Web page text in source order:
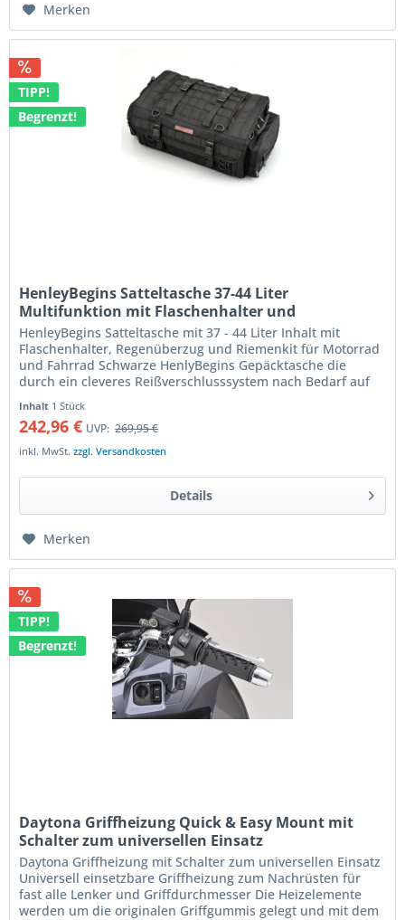
Merken
TIPP!
Begrenzt!
HenleyBegins Satteltasche 37-44 Liter
Multifunktion mit Flaschenhalter und
Regenüberzug
HenleyBegins Satteltasche mit 37 - 44 Liter Inhalt mit
Flaschenhalter, Regenüberzug und Riemenkit für Motorrad
und Fahrrad Schwarze HenlyBegins Gepäcktasche die
durch ein cleveres Reißverschlusssystem nach Bedarf auf
Inhalt 1 Stück
242,96 € UVP: 269,95 €
inkl. MwSt.zzgl. Versandkosten
Details
Merken
TIPP!
Begrenzt!
Daytona Griffheizung Quick & Easy Mount mit
Schalter zum universellen Einsatz
Daytona Griffheizung mit Schalter zum universellen Einsatz
Universell einsetzbare Griffheizung zum Nachrüsten für
fast alle Lenker und Griffdurchmesser Die Heizelemente
werden um die originalen Griffgummis gelegt und mit dem